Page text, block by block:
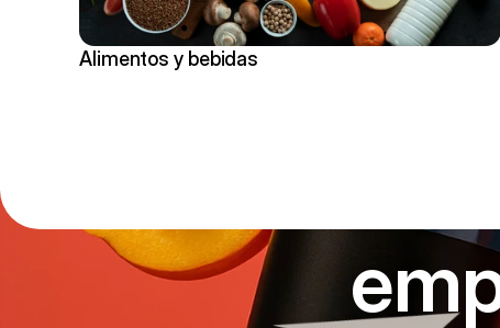
Alimentos y bebidas